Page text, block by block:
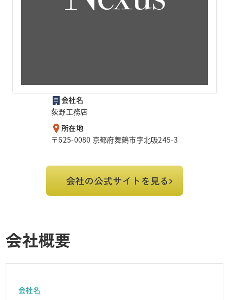
会社名
荻野工務店
所在地
〒625-0080 京都府舞鶴市字北吸245-3
会社の公式サイトを見る
会社概要
会社名